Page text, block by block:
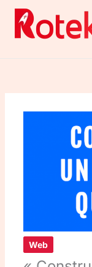
Aller
contenu
Web